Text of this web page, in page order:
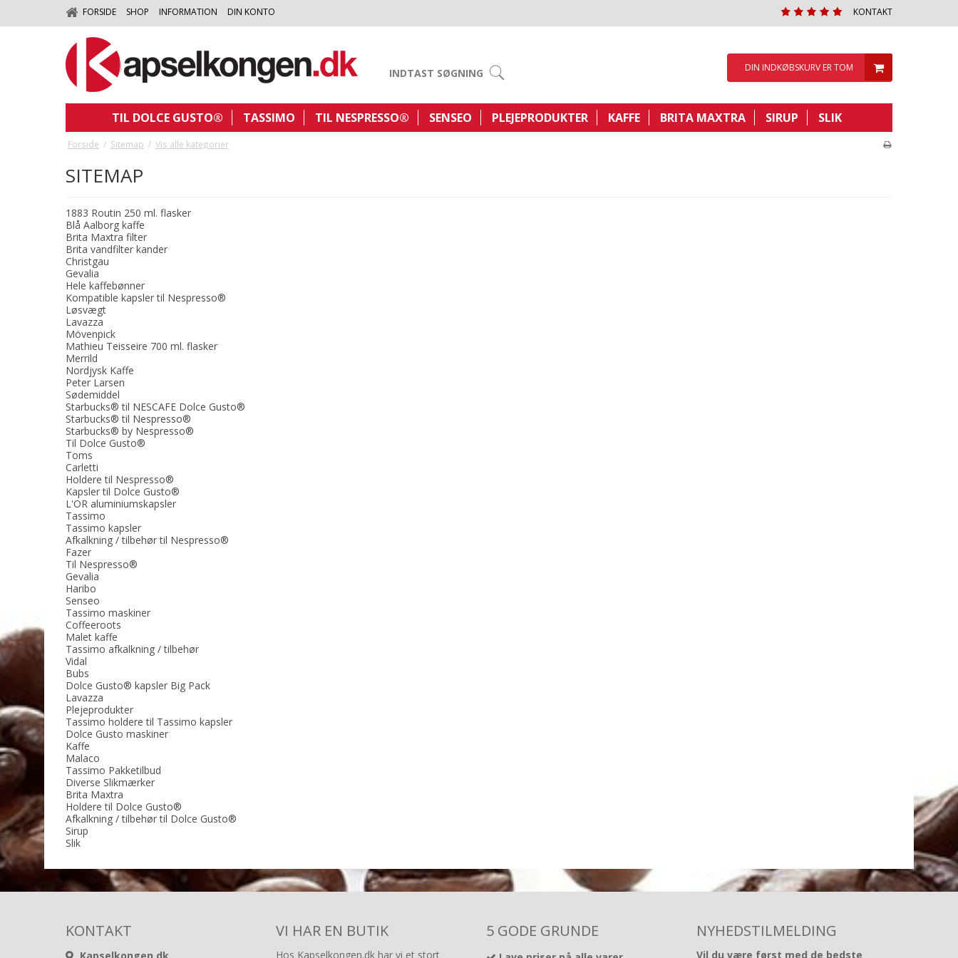
FORSIDE SHOP INFORMATION DIN KONTO KONTAKT
INDTAST SØGNING DIN INDKØBSKURV ER TOM
TIL DOLCE GUSTO® TASSIMO TIL NESPRESSO® SENSEO PLEJEPRODUKTER KAFFE BRITA MAXTRA SIRUP SLIK
Forside / Sitemap / Vis alle kategorier
SITEMAP
1883 Routin 250 ml. flasker
Blå Aalborg kaffe
Brita Maxtra filter
Brita vandfilter kander
Christgau
Gevalia
Hele kaffebønner
Kompatible kapsler til Nespresso®
Løsvægt
Lavazza
Mövenpick
Mathieu Teisseire 700 ml. flasker
Merrild
Nordjysk Kaffe
Peter Larsen
Sødemiddel
Starbucks® til NESCAFE Dolce Gusto®
Starbucks® til Nespresso®
Starbucks® by Nespresso®
Til Dolce Gusto®
Toms
Carletti
Holdere til Nespresso®
Kapsler til Dolce Gusto®
L'OR aluminiumskapsler
Tassimo
Tassimo kapsler
Afkalkning / tilbehør til Nespresso®
Fazer
Til Nespresso®
Gevalia
Haribo
Senseo
Tassimo maskiner
Coffeeroots
Malet kaffe
Tassimo afkalkning / tilbehør
Vidal
Bubs
Dolce Gusto® kapsler Big Pack
Lavazza
Plejeprodukter
Tassimo holdere til Tassimo kapsler
Dolce Gusto maskiner
Kaffe
Malaco
Tassimo Pakketilbud
Diverse Slikmærker
Brita Maxtra
Holdere til Dolce Gusto®
Afkalkning / tilbehør til Dolce Gusto®
Sirup
Slik
KONTAKT VI HAR EN BUTIK
Hos Kapselkongen.dk har vi et stort
5 GODE GRUNDE NYHEDSTILMELDING
Vil du være først med de bedste